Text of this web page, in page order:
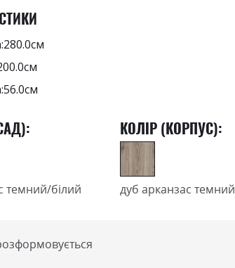
280.0см
56.0см
темний/білий
КОЛІР (КОРПУС):
дуб арканзас темний